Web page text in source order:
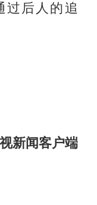
过后人的追
新闻客户端